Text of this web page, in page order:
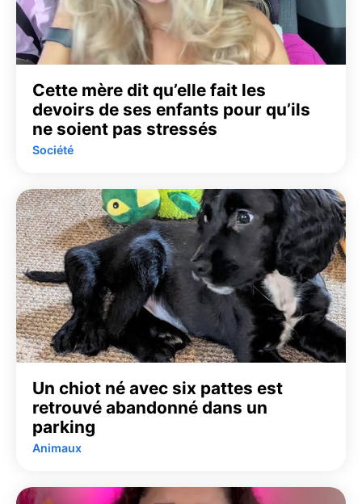
Cette mère dit qu’elle fait les
devoirs de ses enfants pour qu’ils
ne soient pas stressés
Société
Un chiot né avec six pattes est
retrouvé abandonné dans un
parking
Animaux